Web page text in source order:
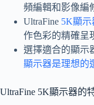
頻編輯和影像編
UltraFine 5K顯示
作色彩的精確呈
選擇適合的顯示
顯示器是理想的
UltraFine 5K顯示器的